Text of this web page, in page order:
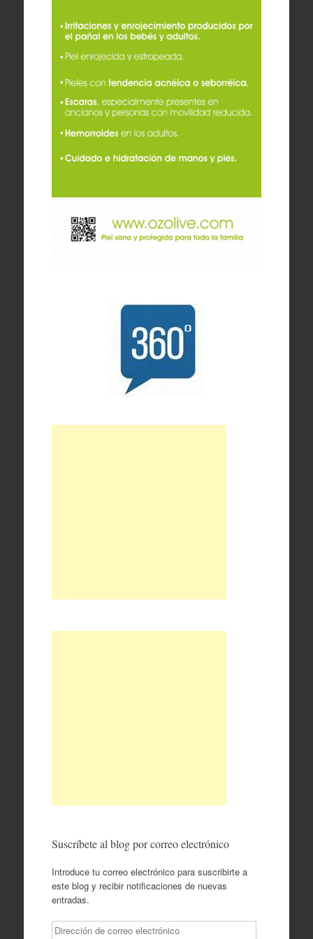
Suscríbete al blog por correo electrónico
Introduce tu correo electrónico para suscribirte a
este blog y recibir notificaciones de nuevas
entradas.
Dirección